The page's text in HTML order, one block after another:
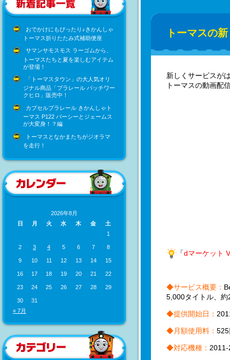
おでかけにもぴったり♪きかんしゃ
トーマス折りたたみ式補助便座
サマンサモスモス ラーゴムから、
トーマスたちと夏を楽しむアイテム
が登場！
「トーマスタウン」の大人気オリ
ジナル商品「プラレール パッチワー
クヒロ」販売中！
カプセルプラレール きかんしゃト
ーマス P122 パーシーとジェームス
が大変身！？編
トーマスとなかまたちがジオラマ
を走行！
2026年8月
日
月 火 水 木 金
土
1
2 3 4 5 6 7 8
9 10 11 12 13 14 15
16 17 18 19 20 21 22
23 24 25 26 27 28 29
30
31
« 7月
トーマスの
新しくサービスが
トーマスの動画配
「dマーケット
◆サービス概要：
5,000タイトル、
◆提供開始日：
◆月額使用料：
◆対応機種：